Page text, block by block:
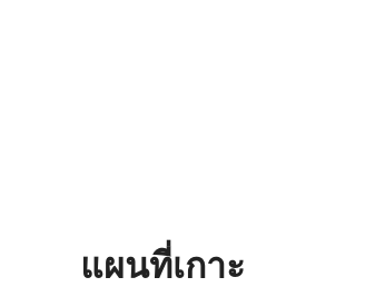
แผนที่เกาะ